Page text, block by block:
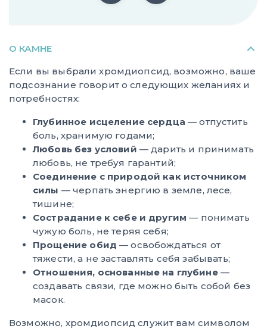
О КАМНЕ
Если вы выбрали хромдиопсид, возможно, ваше
подсознание говорит о следующих желаниях и
потребностях:
Глубинное исцеление сердца — отпустить
боль, хранимую годами;
Любовь без условий — дарить и принимать
любовь, не требуя гарантий;
Соединение с природой как источником
силы — черпать энергию в земле, лесе,
тишине;
Сострадание к себе и другим — понимать
чужую боль, не теряя себя;
Прощение обид — освобождаться от
тяжести, а не заставлять себя забывать;
Отношения, основанные на глубине—
создавать связи, где можно быть собой без
масок.
Возможно, хромдиопсид служит вам символом